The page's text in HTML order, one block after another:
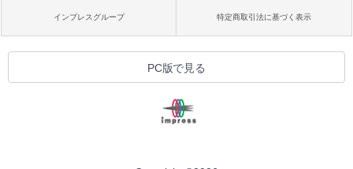
インプレスグループ 特定商取引法に基づく表示
PC版で見る